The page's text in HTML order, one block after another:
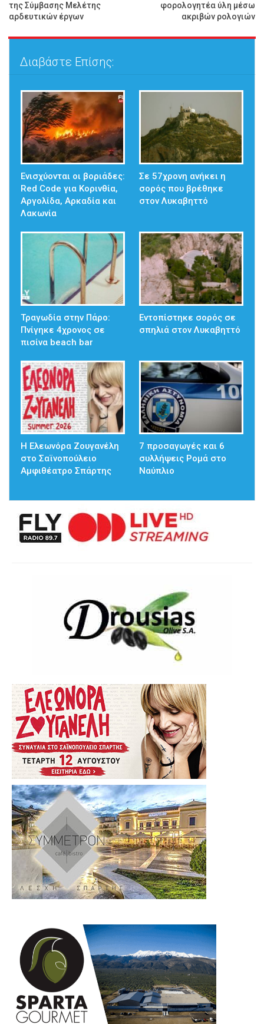
της Σύμβασης Μελέτης
αρδευτικών έργων
φορολογητέα ύλη μέσω
ακριβών ρολογιών
Διαβάστε Επίσης:
Ενισχύονται οι βοριάδες:
Red Code για Κορινθία,
Αργολίδα, Αρκαδία και
Λακωνία
Σε 57χρονη ανήκει η
σορός που βρέθηκε
στον Λυκαβηττό
Τραγωδία στην Πάρο:
Πνίγηκε 4χρονος σε
πισίνα beach bar
Εντοπίστηκε σορός σε
σπηλιά στον Λυκαβηττό
Η Ελεωνόρα Ζουγανέλη
στο Σαϊνοπούλειο
Αμφιθέατρο Σπάρτης
7 προσαγωγές και 6
συλλήψεις Ρομά στο
Ναύπλιο